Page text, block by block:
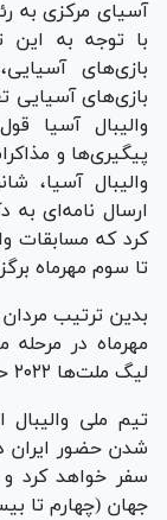
آسیای مرکزی به
با توجه به این
بازی‌های
بازی‌های آسیایی
والیبال آسیا
پیگیری‌ها و
والیبال آسیا،
ارسال نامه‌ای به
تا سوم مهرماه
مهرماه در
لیگ ملت‌ها ۲۰۲۲ حضور خواهند یافت.
تیم ملی
سفر خواهد کرد
جهان (چهارم تا